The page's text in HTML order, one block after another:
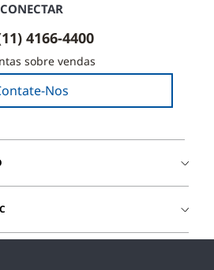
CONECTAR
4166-4400
sobre vendas
Nos